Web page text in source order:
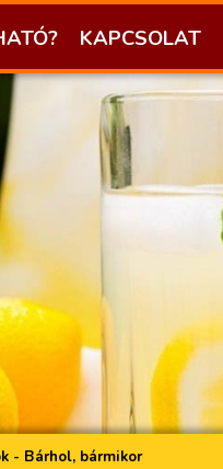
KAPCSOLAT
- Bárhol, bármikor